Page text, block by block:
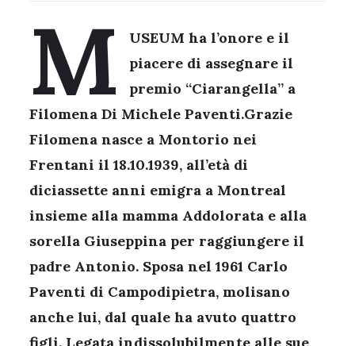
M
USEUM ha l’onore e il
piacere di assegnare il
premio “Ciarangella” a
Filomena Di Michele Paventi.Grazie
Filomena nasce a Montorio nei
Frentani il 18.10.1939, all’età di
diciassette anni emigra a Montreal
insieme alla mamma Addolorata e alla
sorella Giuseppina per raggiungere il
padre Antonio. Sposa nel 1961 Carlo
Paventi di Campodipietra, molisano
anche lui, dal quale ha avuto quattro
figli. Legata indissolubilmente alle sue